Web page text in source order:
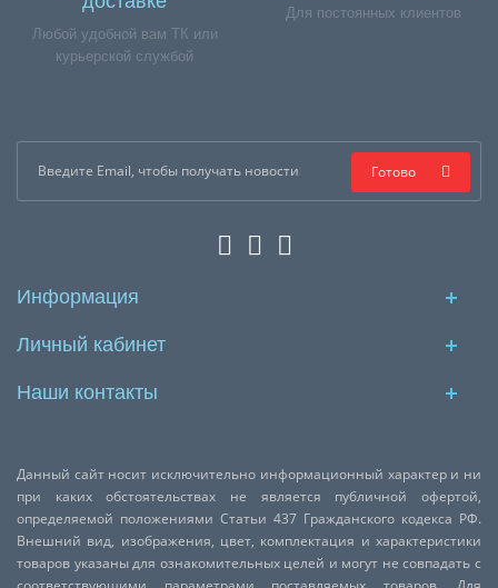
Любой удобной вам ТК или
курьерской службой
Для постоянных клиентов
Готово
Информация
Личный кабинет
Наши контакты
Данный сайт носит исключительно информационный характер и ни
при каких обстоятельствах не является публичной офертой,
определяемой положениями Статьи 437 Гражданского кодекса РФ.
Внешний вид, изображения, цвет, комплектация и характеристики
товаров указаны для ознакомительных целей и могут не совпадать с